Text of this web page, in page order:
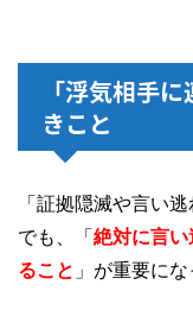
「浮気相手
きこと
「証拠隠滅や言い
でも、「絶対に言
ること 」が重要にな